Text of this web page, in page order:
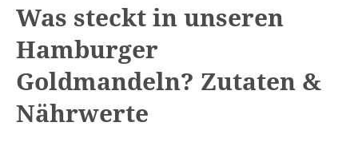
Was steckt in unseren
Hamburger
Goldmandeln? Zutaten &
Nährwerte